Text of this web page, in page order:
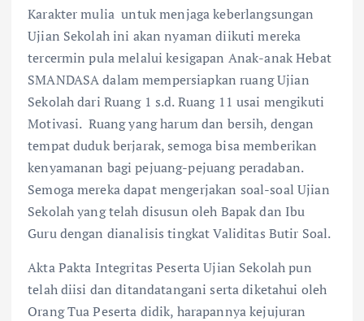
Karakter mulia untuk menjaga keberlangsungan
Ujian Sekolah ini akan nyaman diikuti mereka
tercermin pula melalui kesigapan Anak-anak Hebat
SMANDASA dalam mempersiapkan ruang Ujian
Sekolah dari Ruang 1 s.d. Ruang 11 usai mengikuti
Motivasi. Ruang yang harum dan bersih, dengan
tempat duduk berjarak, semoga bisa memberikan
kenyamanan bagi pejuang-pejuang peradaban.
Semoga mereka dapat mengerjakan soal-soal Ujian
Sekolah yang telah disusun oleh Bapak dan Ibu
Guru dengan dianalisis tingkat Validitas Butir Soal.
Akta Pakta Integritas Peserta Ujian Sekolah pun
telah diisi dan ditandatangani serta diketahui oleh
Orang Tua Peserta didik, harapannya kejujuran